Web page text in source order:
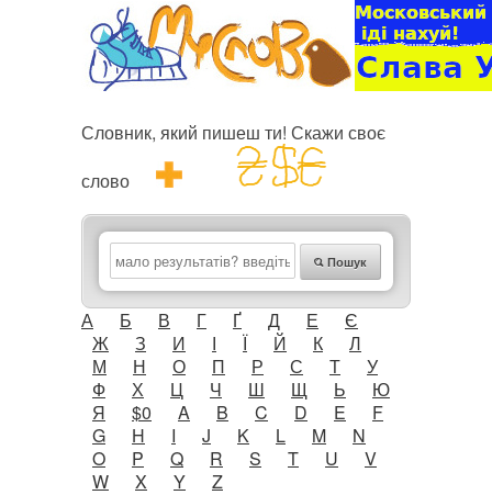
Словник, який пишеш ти! Скажи своє
слово
Пошук
А Б В Г Ґ Д Е
Є
Ж
З И І Ї Й К
Л
М
Н О П Р С Т
У
Ф
Х Ц Ч Ш Щ Ь
Ю
Я
$0 A B C D E
F
G
H I J K L M
N
O
P Q R S T U
V
W
X Y Z